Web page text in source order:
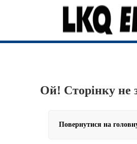
Ой! Сторінку не
Повернутися на